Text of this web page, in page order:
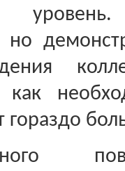
но
как
гораздо